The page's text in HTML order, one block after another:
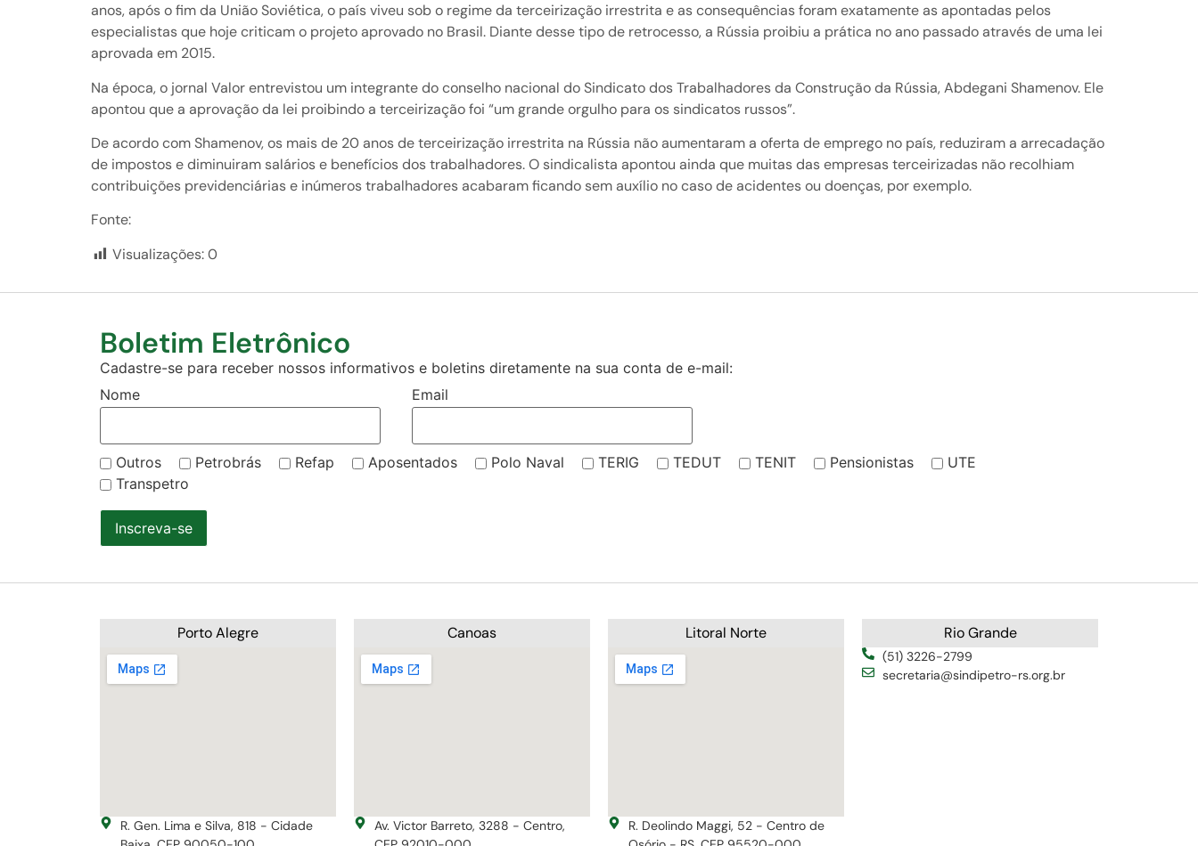
anos, após o fim da União Soviética, o país viveu sob o regime da terceirização irrestrita e as consequências foram exatamente as apontadas pelos
especialistas que hoje criticam o projeto aprovado no Brasil. Diante desse tipo de retrocesso, a Rússia proibiu a prática no ano passado através de uma lei
aprovada em 2015.
Na época, o jornal Valor entrevistou um integrante do conselho nacional do Sindicato dos Trabalhadores da Construção da Rússia, Abdegani Shamenov. Ele
apontou que a aprovação da lei proibindo a terceirização foi “um grande orgulho para os sindicatos russos”.
De acordo com Shamenov, os mais de 20 anos de terceirização irrestrita na Rússia não aumentaram a oferta de emprego no país, reduziram a arrecadação
de impostos e diminuiram salários e benefícios dos trabalhadores. O sindicalista apontou ainda que muitas das empresas terceirizadas não recolhiam
contribuições previdenciárias e inúmeros trabalhadores acabaram ficando sem auxílio no caso de acidentes ou doenças, por exemplo.
Fonte:
Visualizações:0
Boletim Eletrônico
Cadastre-se para receber nossos informativos e boletins diretamente na sua conta de e-mail:
Nome
Email
Outros Petrobrás Refap Aposentados Polo Naval TERIG TEDUT TENIT Pensionistas
UTE
Transpetro
Inscreva-se
Porto Alegre
R. Gen. Lima e Silva, 818 - Cidade
Canoas
Av. Victor Barreto, 3288 - Centro,
Litoral Norte
R. Deolindo Maggi, 52 - Centro de
Rio Grande
(51) 3226-2799
secretaria@sindipetro-rs.org.br